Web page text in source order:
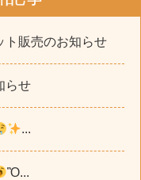
ト販売のお知らせ
らせ
...
Ὂ...